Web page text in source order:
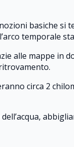
basiche si
temporale
alle mappe in
circa 2